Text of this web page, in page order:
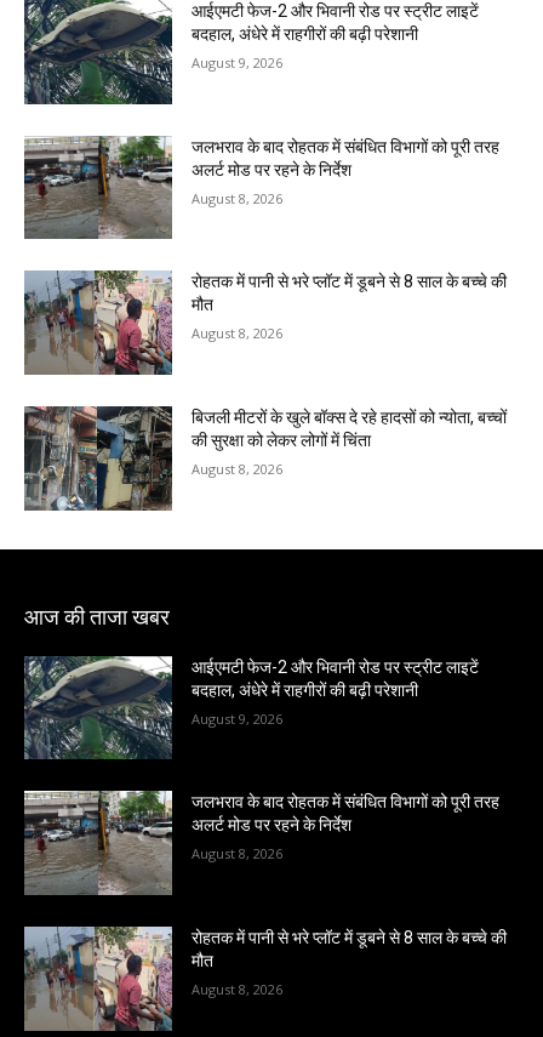
आईएमटी फेज-2 और भिवानी रोड पर स्ट्रीट लाइटें
बदहाल, अंधेरे में राहगीरों की बढ़ी परेशानी
August 9, 2026
जलभराव के बाद रोहतक में संबंधित विभागों को पूरी तरह
अलर्ट मोड पर रहने के निर्देश
August 8, 2026
रोहतक में पानी से भरे प्लॉट में डूबने से 8 साल के बच्चे की
मौत
August 8, 2026
बिजली मीटरों के खुले बॉक्स दे रहे हादसों को न्योता, बच्चों
की सुरक्षा को लेकर लोगों में चिंता
August 8, 2026
आज की ताजा खबर
आईएमटी फेज-2 और भिवानी रोड पर स्ट्रीट लाइटें
बदहाल, अंधेरे में राहगीरों की बढ़ी परेशानी
August 9, 2026
जलभराव के बाद रोहतक में संबंधित विभागों को पूरी तरह
अलर्ट मोड पर रहने के निर्देश
August 8, 2026
रोहतक में पानी से भरे प्लॉट में डूबने से 8 साल के बच्चे की
मौत
August 8, 2026